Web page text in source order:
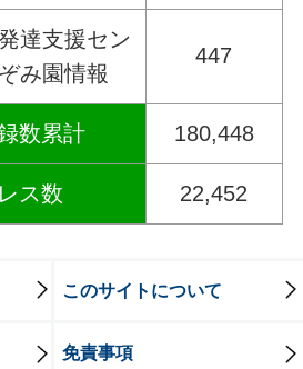
達支援セン
み園情報
447
数累計 180,448
ス数 22,452
このサイトについて
免責事項